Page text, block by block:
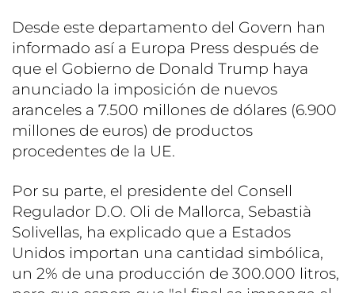
Desde este departamento del Govern han
informado así a Europa Press después de
que el Gobierno de Donald Trump haya
anunciado la imposición de nuevos
aranceles a 7.500 millones de dólares (6.900
millones de euros) de productos
procedentes de la UE.
Por su parte, el presidente del Consell
Regulador D.O. Oli de Mallorca, Sebastià
Solivellas, ha explicado que a Estados
Unidos importan una cantidad simbólica,
un 2% de una producción de 300.000 litros,